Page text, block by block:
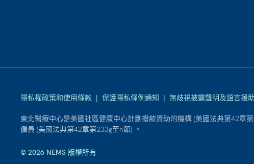
隱私權政策和使用條款 | 保護隱私條例通知 | 無歧視披露聲明及語言援
東北醫療中心是美國社區健康中心計劃撥款資助的機構 (美國法典第42章
僱員 (美國法典第42章第233g至n節) 。
© 2026 NEMS 版權所有